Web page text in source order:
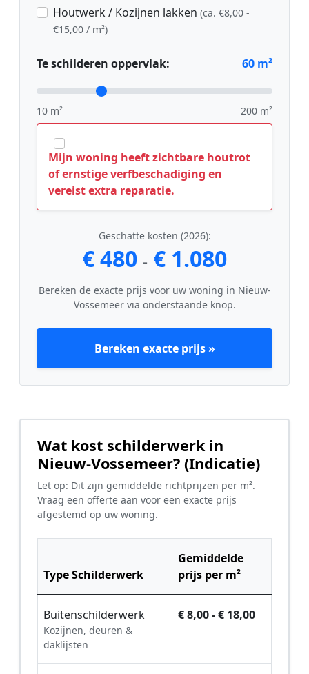
Houtwerk / Kozijnen lakken (ca. €8,00 -
€15,00 / m²)
Te schilderen oppervlak: 60 m²
10 m² 200 m²
Mijn woning heeft zichtbare houtrot
of ernstige verfbeschadiging en
vereist extra reparatie.
Geschatte kosten (2026):
€ 480 - € 1.080
Bereken de exacte prijs voor uw woning in Nieuw-
Vossemeer via onderstaande knop.
Bereken exacte prijs »
Wat kost schilderwerk in
Nieuw-Vossemeer? (Indicatie)
Let op: Dit zijn gemiddelde richtprijzen per m².
Vraag een offerte aan voor een exacte prijs
afgestemd op uw woning.
Type Schilderwerk
Gemiddelde
prijs per m²
Buitenschilderwerk
Kozijnen, deuren &
daklijsten
€ 8,00 - € 18,00